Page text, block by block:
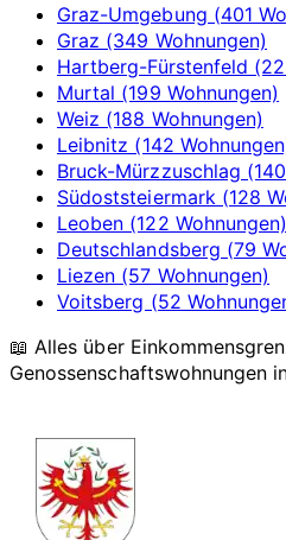
Graz-Umgebung (401
Graz (349 Wohnungen)
Hartberg-Fürstenfeld
Murtal (199 Wohnungen)
Weiz (188 Wohnungen)
Leibnitz (142
Bruck-Mürzzuschlag
Südoststeiermark (128
Leoben (122 Wohnungen)
Deutschlandsberg (79
Liezen (57 Wohnungen)
Voitsberg (52
📖 Alles über
Genossenschaftswohnungen